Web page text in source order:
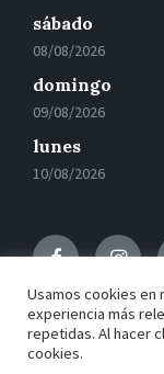
sábado
08/08/2026
domingo
09/08/2026
lunes
10/08/2026
Facebook
© 2021 Motilla
Usamos cookies en
experiencia más
repetidas. Al hacer
cookies.